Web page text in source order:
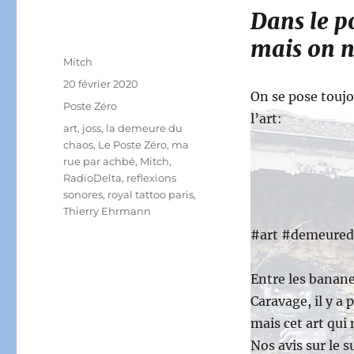
Dans le
mais on
On se pose
l’art:
#art
Entre les
Caravage, il y a
mais cet art qui
Nos avis sur le
Auteur
Mitch
Publié
20 février 2020
Catégories
Poste Zéro
Étiquettes
art, joss, la demeure du
chaos, Le Poste Zéro, ma
rue par achbé, Mitch,
RadioDelta, reflexions
sonores, royal tattoo paris,
Thierry Ehrmann